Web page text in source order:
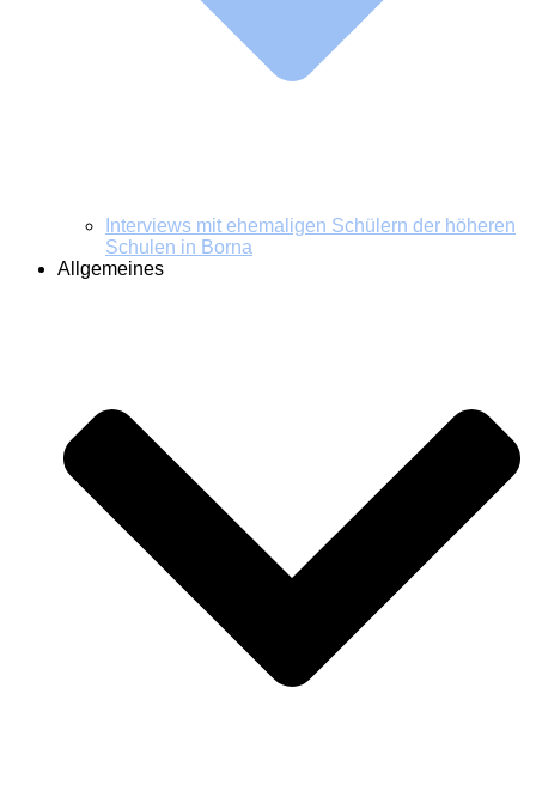
Interviews mit ehemaligen Schülern der höheren
Schulen in Borna
Allgemeines